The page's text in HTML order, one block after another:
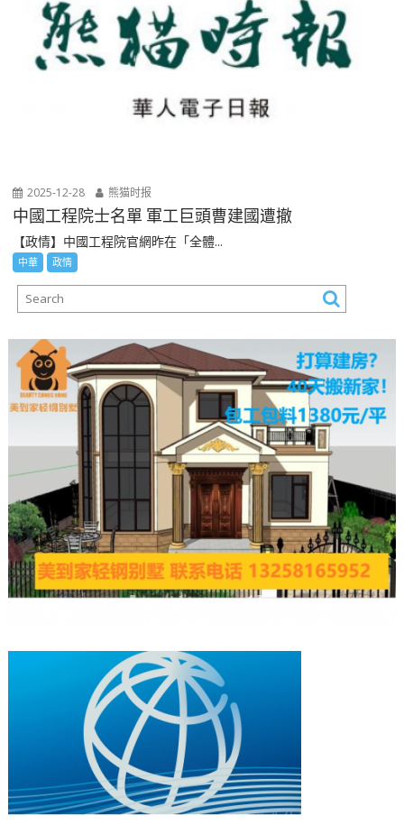
2025-12-28 熊猫时报
中國工程院士名單 軍工巨頭曹建國遭撤
【政情】中國工程院官網昨在「全體...
中華 政情